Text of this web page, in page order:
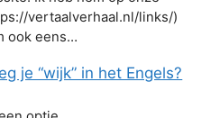
vertaalverhaal.nl/links/)
ook eens…
je “wijk” in het Engels?